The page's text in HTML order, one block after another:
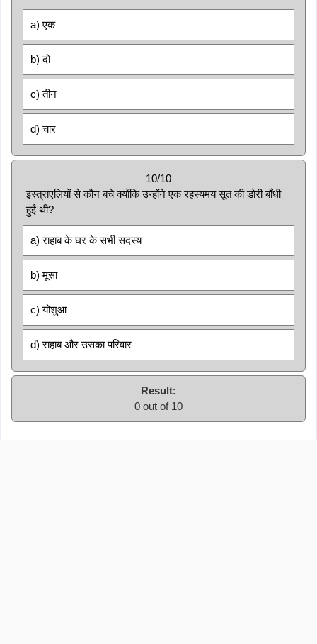
a) एक
b) दो
c) तीन
d) चार
10/10
इस्त्राएलियों से कौन बचे क्योंकि उन्होंने एक रहस्यमय सूत की डोरी बाँधी
हुई थी?
a) राहाब के घर के सभी सदस्य
b) मूसा
c) योशुआ
d) राहाब और उसका परिवार
Result:
0 out of 10